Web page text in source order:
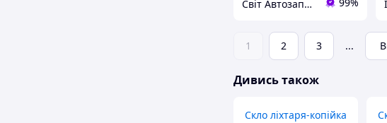
Світ Автозапчастин
1 2 3 ...
Дивись також
Скло ліхтаря-копійка